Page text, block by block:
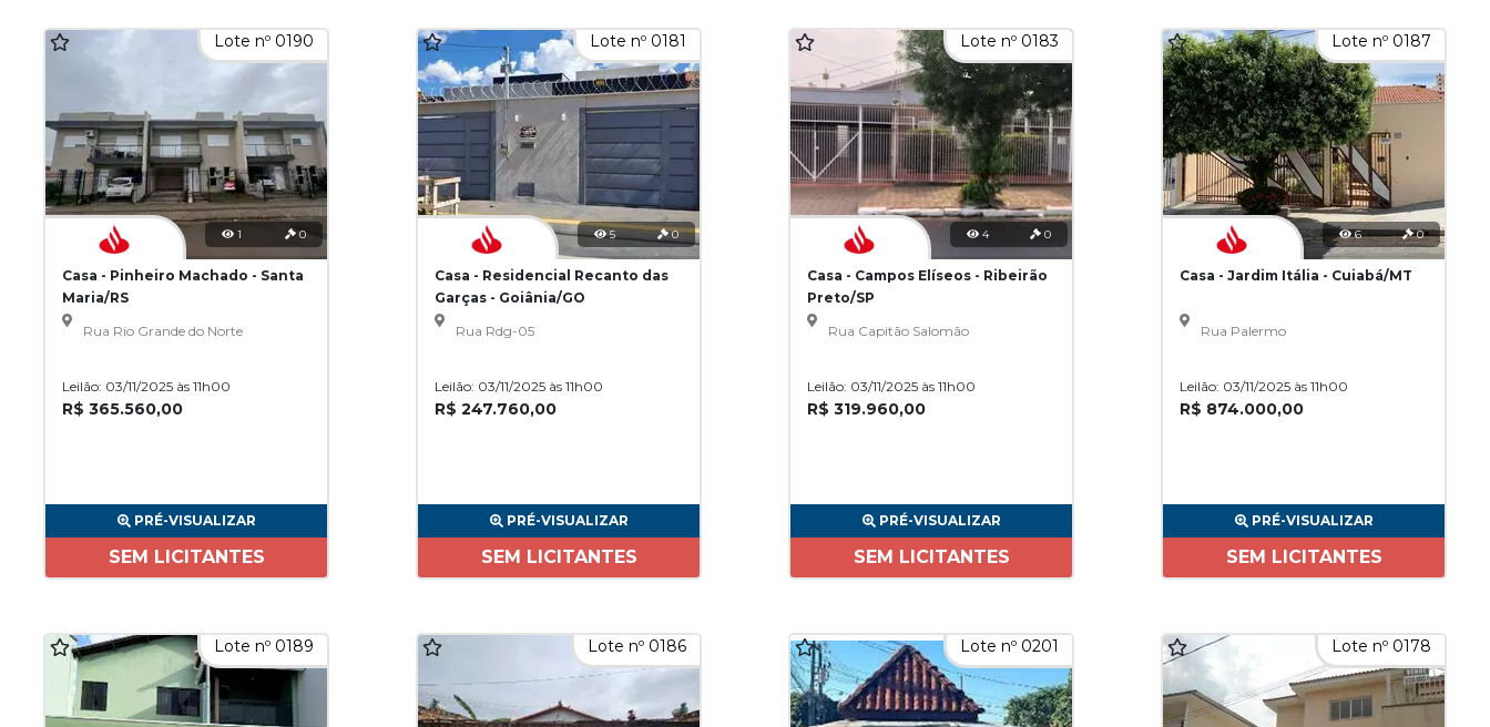
Lote nº 0190
1 0
Casa - Pinheiro Machado - Santa
Maria/RS
Rua Rio Grande do Norte
Leilão: 03/11/2025 às 11h00
R$ 365.560,00
PRÉ-VISUALIZAR
SEM LICITANTES
Lote nº 0181
5 0
Casa - Residencial Recanto das
Garças - Goiânia/GO
Rua Rdg-05
Leilão: 03/11/2025 às 11h00
R$ 247.760,00
PRÉ-VISUALIZAR
SEM LICITANTES
Lote nº 0183
4 0
Casa - Campos Elíseos - Ribeirão
Preto/SP
Rua Capitão Salomão
Leilão: 03/11/2025 às 11h00
R$ 319.960,00
PRÉ-VISUALIZAR
SEM LICITANTES
Lote nº 0187
6 0
Casa - Jardim Itália - Cuiabá/MT
Rua Palermo
Leilão: 03/11/2025 às 11h00
R$ 874.000,00
PRÉ-VISUALIZAR
SEM LICITANTES
Lote nº 0189 Lote nº 0186 Lote nº 0201 Lote nº 0178